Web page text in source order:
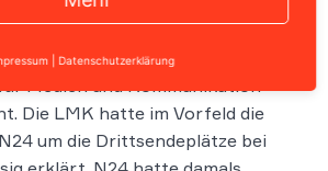
N24 hat Klage gegen die
Medien und Kommunikation
Die LMK hatte im Vorfeld die
um die Drittsendeplätze bei
Datenschutzerklärung